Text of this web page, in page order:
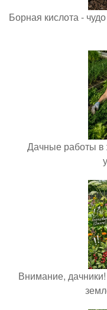
Борная кислота -
Дачные работы в
Внимание,